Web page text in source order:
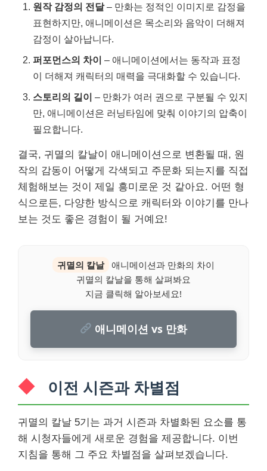
원작 감정의 전달– 만화는 정적인 이미지로 감정을
표현하지만, 애니메이션은 목소리와 음악이 더해져
감정이 살아납니다.
퍼포먼스의 차이 – 애니메이션에서는 동작과 표정
이 더해져 캐릭터의 매력을 극대화할 수 있습니다.
스토리의 길이 – 만화가 여러 권으로 구분될 수 있지
만, 애니메이션은 러닝타임에 맞춰 이야기의 압축이
필요합니다.
결국, 귀멸의 칼날이 애니메이션으로 변환될 때, 원
작의 감동이 어떻게 각색되고 주문화 되는지를 직접
체험해보는 것이 제일 흥미로운 것 같아요. 어떤 형
식으로든, 다양한 방식으로 캐릭터와 이야기를 만나
보는 것도 좋은 경험이 될 거예요!
귀멸의 칼날
애니메이션과 만화의 차이
귀멸의 칼날을 통해 살펴봐요
지금 클릭해 알아보세요!
애니메이션 vs 만화
이전 시즌과 차별점
귀멸의 칼날 5기는 과거 시즌과 차별화된 요소를 통
해 시청자들에게 새로운 경험을 제공합니다. 이번
지침을 통해 그 주요 차별점을 살펴보겠습니다.